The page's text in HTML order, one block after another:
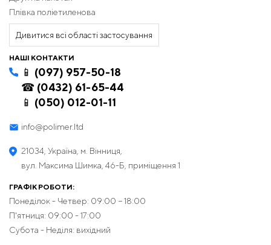
Плівка поліетиленова
Дивитися всі області застосування
НАШІ КОНТАКТИ
📱 (097) 957-50-18
☎ (0432) 61-65-44
📱 (050) 012-01-11
info@polimer.ltd
21034, Україна, м. Вінниця,
вул. Максима Шимка, 46-Б, приміщення 1
ГРАФІК РОБОТИ:
Понеділок - Четвер: 09:00 − 18:00
П'ятниця: 09:00 - 17:00
Субота - Неділя: вихідний